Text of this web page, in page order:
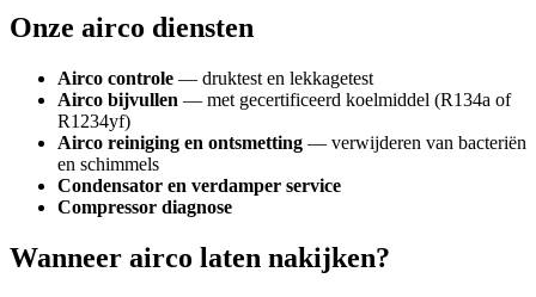
Onze airco diensten
Airco controle — druktest en lekkagetest
Airco bijvullen — met gecertificeerd koelmiddel (R134a of
R1234yf)
Airco reiniging en ontsmetting — verwijderen van bacteriën
en schimmels
Condensator en verdamper service
Compressor diagnose
Wanneer airco laten nakijken?